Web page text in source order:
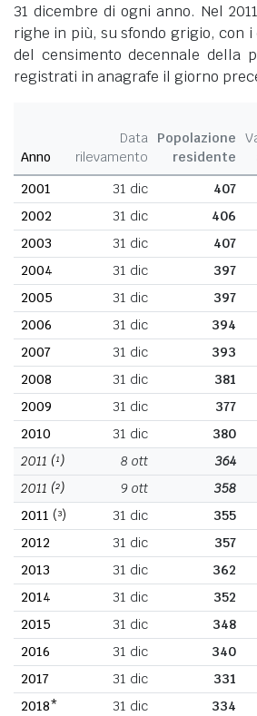
31 dicembre di ogni anno. Nel
righe in più, su sfondo grigio, con
del censimento decennale della
registrati in anagrafe il giorno
Anno
Data
rilevamento
Popolazione
residente
2001
31 dic 407
2002
31 dic 406
2003
31 dic 407
2004
31 dic 397
2005
31 dic 397
2006
31 dic 394
2007
31 dic 393
2008
31 dic 381
2009
31 dic 377
2010
31 dic 380
2011 (¹) 8 ott 364
2011 (²) 9 ott 358
2011 (³) 31 dic 355
2012
31 dic 357
2013
31 dic 362
2014
31 dic 352
2015
31 dic 348
2016
31 dic 340
2017
31 dic 331
2018*
31 dic 334